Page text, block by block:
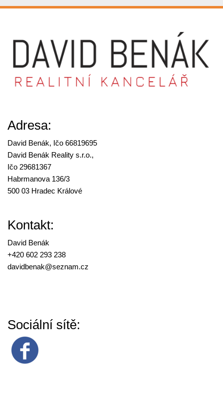
Adresa:
David Benák, Ičo 66819695
David Benák Reality s.r.o.,
Ičo 29681367
Habrmanova 136/3
500 03 Hradec Králové
Kontakt:
David Benák
+420 602 293 238
davidbenak@seznam.cz
Sociální sítě: